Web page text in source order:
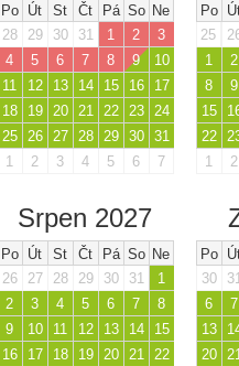
Po Út St Čt Pá So Ne
28
29 30 31 1 2
3
4
5 6 7 8 9
10
11
12 13 14 15 16
17
18
19 20 21 22 23
24
25
26 27 28 29 30
31
1
2 3 4 5 6 7
Po
25
1
2
8
9
15
22
1
2
Srpen 2027
Po Út St Čt Pá So Ne
26
27 28 29 30 31
1
2
3 4 5 6 7
8
9
10 11 12 13 14
15
16
17 18 19 20 21
22
Po
30
31
6
7
13
20
21